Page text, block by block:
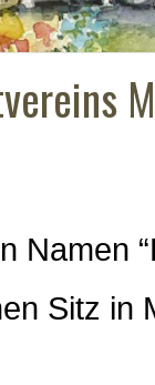
Namen
Sitz in